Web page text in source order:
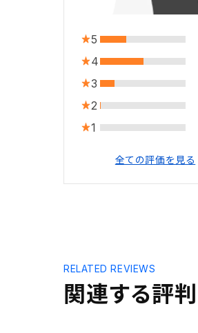
5
4
3
2
1
全ての評価を見る
関連する評判
RELATED REVIEWS